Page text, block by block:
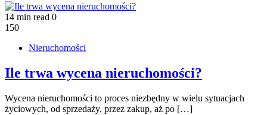
14 min read 0
150
Nieruchomości
Ile trwa wycena nieruchomości?
Wycena nieruchomości to proces niezbędny w wielu sytuacjach
życiowych, od sprzedaży, przez zakup, aż po […]